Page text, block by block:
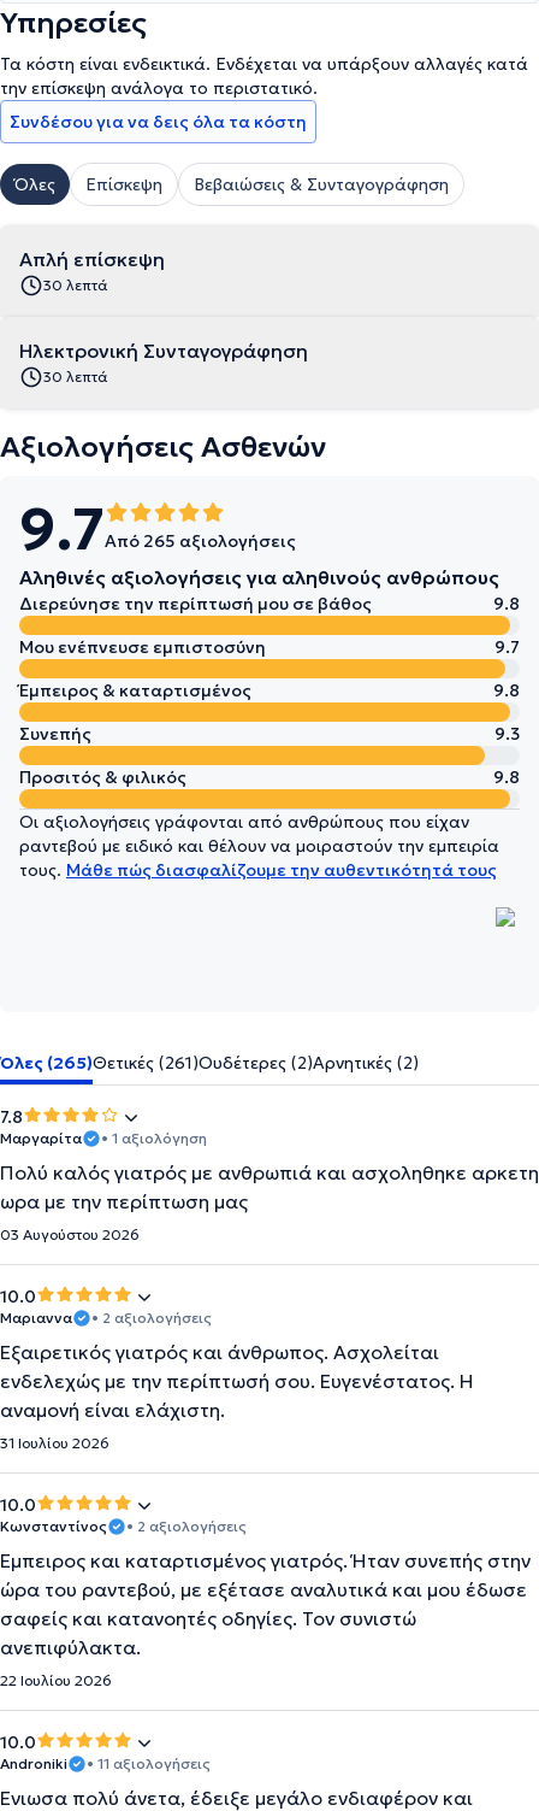
Υπηρεσίες
Τα κόστη είναι ενδεικτικά. Ενδέχεται να υπάρξουν αλλαγές κατά
την επίσκεψη ανάλογα το περιστατικό.
Συνδέσου για να δεις όλα τα κόστη
Όλες Επίσκεψη Βεβαιώσεις & Συνταγογράφηση
Απλή επίσκεψη
30 λεπτά
Ηλεκτρονική Συνταγογράφηση
30 λεπτά
Αξιολογήσεις Ασθενών
9.7Από 265 αξιολογήσεις
Αληθινές αξιολογήσεις για αληθινούς ανθρώπους
Διερεύνησε την περίπτωσή μου σε βάθος
9.8
Μου ενέπνευσε εμπιστοσύνη
9.7
Έμπειρος & καταρτισμένος
9.8
Συνεπής
9.3
Προσιτός & φιλικός
9.8
Οι αξιολογήσεις γράφονται από ανθρώπους που είχαν
ραντεβού με ειδικό και θέλουν να μοιραστούν την εμπειρία
τους. Μάθε πώς διασφαλίζουμε την αυθεντικότητά τους
Όλες (265)Θετικές (261)Ουδέτερες (2)Αρνητικές (2)
7.8
Μαργαρίτα • 1 αξιολόγηση
Πολύ καλός γιατρός με ανθρωπιά και ασχοληθηκε αρκετη
ωρα με την περίπτωση μας
03 Αυγούστου 2026
10.0
Μαριαννα • 2 αξιολογήσεις
Εξαιρετικός γιατρός και άνθρωπος. Ασχολείται
ενδελεχώς με την περίπτωσή σου. Ευγενέστατος. Η
αναμονή είναι ελάχιστη.
31 Ιουλίου 2026
10.0
Κωνσταντίνος • 2 αξιολογήσεις
Έμπειρος και καταρτισμένος γιατρός. Ήταν συνεπής στην
ώρα του ραντεβού, με εξέτασε αναλυτικά και μου έδωσε
σαφείς και κατανοητές οδηγίες. Τον συνιστώ
ανεπιφύλακτα.
22 Ιουλίου 2026
10.0
Androniki • 11 αξιολογήσεις
Ενιωσα πολύ άνετα, έδειξε μεγάλο ενδιαφέρον και